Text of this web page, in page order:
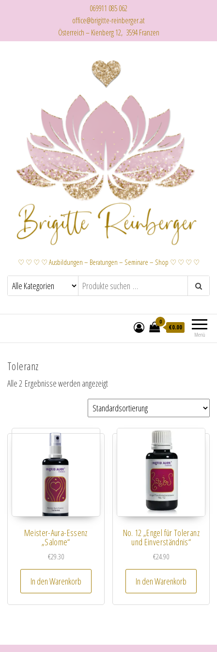
069911 085 062
office@brigitte-reinberger.at
Österreich – Kienberg 12, 3594 Franzen
♡ ♡ ♡ ♡ Ausbildungen – Beratungen – Seminare – Shop ♡ ♡ ♡ ♡
Menü
0
€0.00
Toleranz
Alle 2 Ergebnisse werden angezeigt
Meister-Aura-Essenz
„Salome“
€29.30
In den Warenkorb
No. 12 „Engel für Toleranz
und Einverständnis“
€24.90
In den Warenkorb